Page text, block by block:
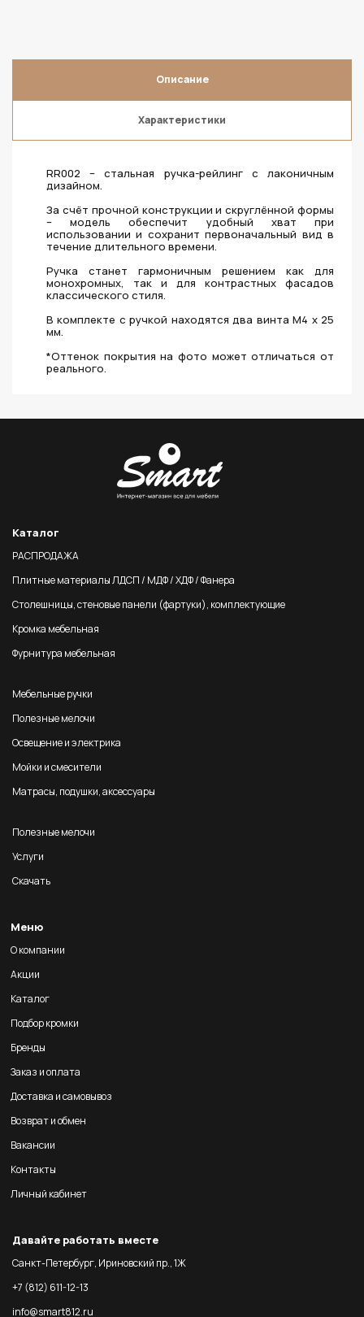
Описание
Характеристики
RR002 – стальная ручка-рейлинг с лаконичным
дизайном.
За счёт прочной конструкции и скруглённой формы
– модель обеспечит удобный хват при
использовании и сохранит первоначальный вид в
течение длительного времени.
Ручка станет гармоничным решением как для
монохромных, так и для контрастных фасадов
классического стиля.
В комплекте с ручкой находятся два винта M4 x 25
мм.
*Оттенок покрытия на фото может отличаться от
реального.
Каталог
РАСПРОДАЖА
Плитные материалы ЛДСП / МДФ / ХДФ / Фанера
Столешницы, стеновые панели (фартуки), комплектующие
Кромка мебельная
Фурнитура мебельная
Мебельные ручки
Полезные мелочи
Освещение и электрика
Мойки и смесители
Матрасы, подушки, аксессуары
Полезные мелочи
Услуги
Скачать
Меню
О компании
Акции
Каталог
Подбор кромки
Бренды
Заказ и оплата
Доставка и самовывоз
Возврат и обмен
Вакансии
Контакты
Личный кабинет
Давайте работать вместе
Санкт-Петербург, Ириновский пр., 1Ж
+7 (812) 611-12-13
info@smart812.ru